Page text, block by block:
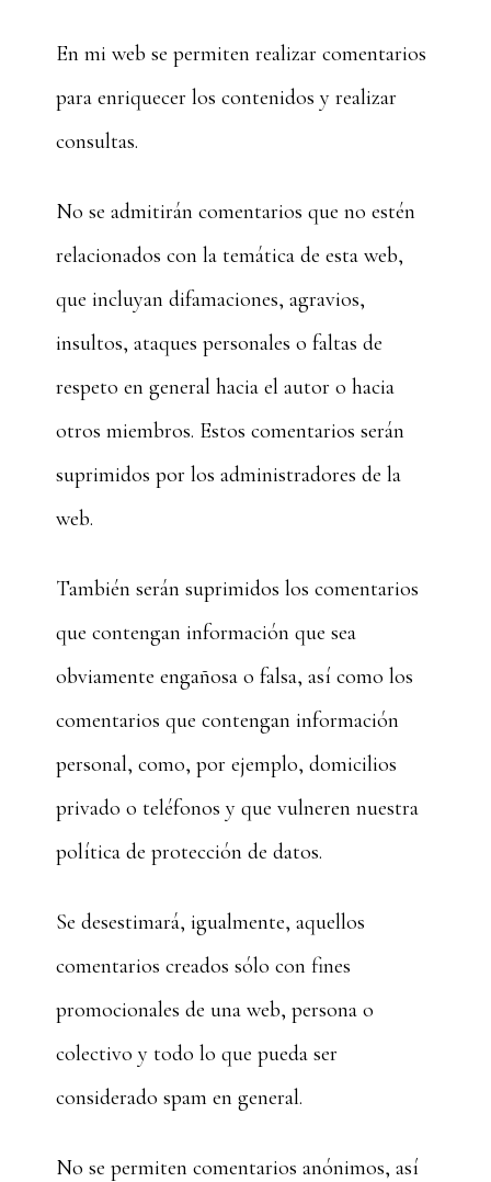
En mi web se permiten realizar comentarios
para enriquecer los contenidos y realizar
consultas.
No se admitirán comentarios que no estén
relacionados con la temática de esta web,
que incluyan difamaciones, agravios,
insultos, ataques personales o faltas de
respeto en general hacia el autor o hacia
otros miembros. Estos comentarios serán
suprimidos por los administradores de la
web.
También serán suprimidos los comentarios
que contengan información que sea
obviamente engañosa o falsa, así como los
comentarios que contengan información
personal, como, por ejemplo, domicilios
privado o teléfonos y que vulneren nuestra
política de protección de datos.
Se desestimará, igualmente, aquellos
comentarios creados sólo con fines
promocionales de una web, persona o
colectivo y todo lo que pueda ser
considerado spam en general.
No se permiten comentarios anónimos, así